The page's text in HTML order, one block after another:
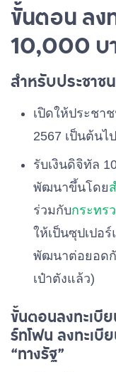
ขั้นตอน ลง
10,000 บ
สำหรับประชาช
เปิดให้ประชา
2567 เป็นต้นไป
รับเงินดิจิทัล
พัฒนาขึ้นโดย
ร่วมกับกระทร
ให้เป็นซุปเปอ
พัฒนาต่อยอดกั
เป๋าตังแล้ว)
ขั้นตอนลงทะเบี
ร์ทโฟน ลงทะเ
“ทางรัฐ”